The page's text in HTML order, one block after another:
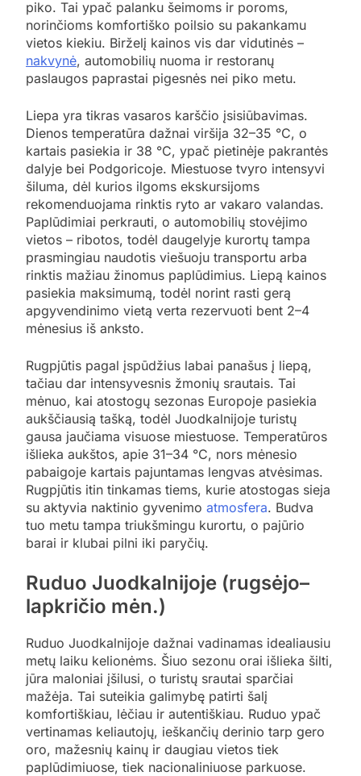
piko. Tai ypač palanku šeimoms ir poroms,
norinčioms komfortiško poilsio su pakankamu
vietos kiekiu. Birželį kainos vis dar vidutinės –
nakvynė, automobilių nuoma ir restoranų
paslaugos paprastai pigesnės nei piko metu.
Liepa yra tikras vasaros karščio įsisiūbavimas.
Dienos temperatūra dažnai viršija 32–35 °C, o
kartais pasiekia ir 38 °C, ypač pietinėje pakrantės
dalyje bei Podgoricoje. Miestuose tvyro intensyvi
šiluma, dėl kurios ilgoms ekskursijoms
rekomenduojama rinktis ryto ar vakaro valandas.
Paplūdimiai perkrauti, o automobilių stovėjimo
vietos – ribotos, todėl daugelyje kurortų tampa
prasmingiau naudotis viešuoju transportu arba
rinktis mažiau žinomus paplūdimius. Liepą kainos
pasiekia maksimumą, todėl norint rasti gerą
apgyvendinimo vietą verta rezervuoti bent 2–4
mėnesius iš anksto.
Rugpjūtis pagal įspūdžius labai panašus į liepą,
tačiau dar intensyvesnis žmonių srautais. Tai
mėnuo, kai atostogų sezonas Europoje pasiekia
aukščiausią tašką, todėl Juodkalnijoje turistų
gausa jaučiama visuose miestuose. Temperatūros
išlieka aukštos, apie 31–34 °C, nors mėnesio
pabaigoje kartais pajuntamas lengvas atvėsimas.
Rugpjūtis itin tinkamas tiems, kurie atostogas sieja
su aktyvia naktinio gyvenimo atmosfera. Budva
tuo metu tampa triukšmingu kurortu, o pajūrio
barai ir klubai pilni iki paryčių.
Ruduo Juodkalnijoje (rugsėjo–
lapkričio mėn.)
Ruduo Juodkalnijoje dažnai vadinamas idealiausiu
metų laiku kelionėms. Šiuo sezonu orai išlieka šilti,
jūra maloniai įšilusi, o turistų srautai sparčiai
mažėja. Tai suteikia galimybę patirti šalį
komfortiškiau, lėčiau ir autentiškiau. Ruduo ypač
vertinamas keliautojų, ieškančių derinio tarp gero
oro, mažesnių kainų ir daugiau vietos tiek
paplūdimiuose, tiek nacionaliniuose parkuose.